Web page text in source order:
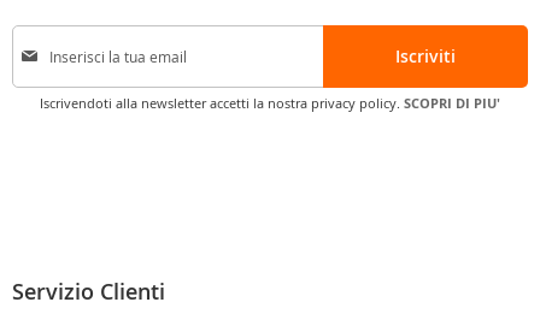
I
c
l
Iscriviti
Iscrivendoti alla newsletter accetti la nostra privacy policy. SCOPRI DI PIU'
Servizio Clienti